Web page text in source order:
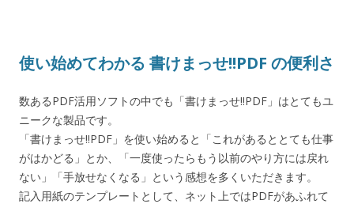
使い始めてわかる 書けまっせ!!PDF の便利さ
数あるPDF活用ソフトの中でも「書けまっせ!!PDF」はとてもユ
ニークな製品です。
「書けまっせ!!PDF」を使い始めると「これがあるととても仕事
がはかどる」とか、「一度使ったらもう以前のやり方には戻れ
ない」「手放せなくなる」という感想を多くいただきます。
記入用紙のテンプレートとして、ネット上ではPDFがあふれて